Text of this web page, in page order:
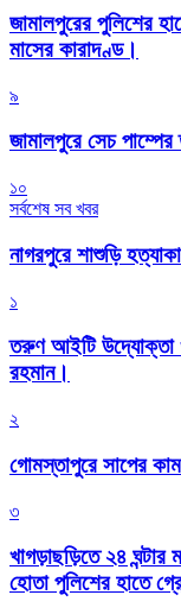
জামালপুরের পুলিশের
মাসের কারাদণ্ড।
৯
জামালপুরে সেচ
১০
সর্বশেষ সব খবর
নাগরপুরে শাশুড়ি
১
তরুণ আইটি উদ্যোক্তা ও
রহমান।
২
গোমস্তাপুরে সাপের
৩
খাগড়াছড়িতে ২৪
হোতা পুলিশের হাতে